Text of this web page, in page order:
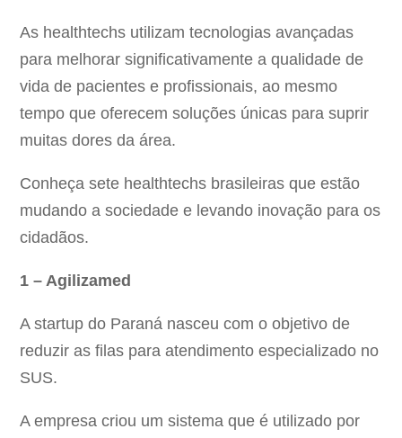
As healthtechs utilizam tecnologias avançadas
para melhorar significativamente a qualidade de
vida de pacientes e profissionais, ao mesmo
tempo que oferecem soluções únicas para suprir
muitas dores da área.
Conheça sete healthtechs brasileiras que estão
mudando a sociedade e levando inovação para os
cidadãos.
1 – Agilizamed
A startup do Paraná nasceu com o objetivo de
reduzir as filas para atendimento especializado no
SUS.
A empresa criou um sistema que é utilizado por